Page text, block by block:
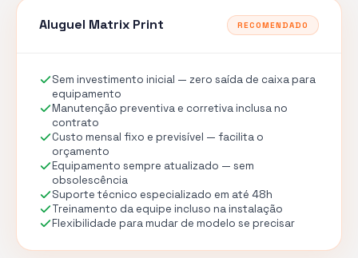
Aluguel Matrix Print RECOMENDADO
Sem investimento inicial — zero saída de caixa para
equipamento
Manutenção preventiva e corretiva inclusa no
contrato
Custo mensal fixo e previsível — facilita o
orçamento
Equipamento sempre atualizado — sem
obsolescência
Suporte técnico especializado em até 48h
Treinamento da equipe incluso na instalação
Flexibilidade para mudar de modelo se precisar